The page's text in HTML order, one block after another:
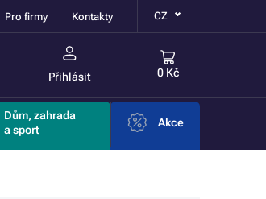
Pro firmy Kontakty CZ
Přihlásit 0 Kč
Dům, zahrada
a sport
Akce